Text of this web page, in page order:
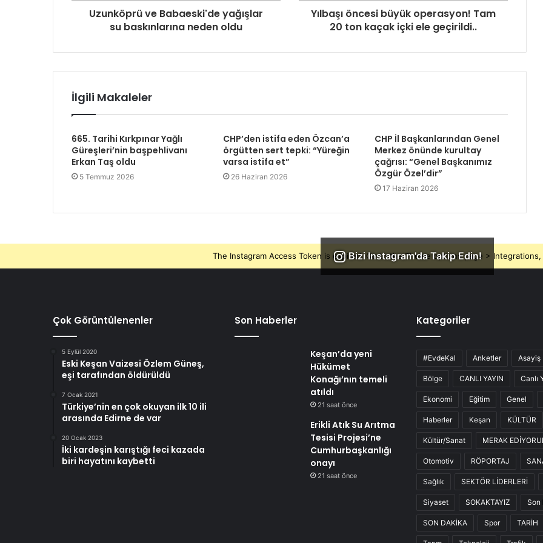
Uzunköprü ve Babaeski'de yağışlar
su baskınlarına neden oldu
Yılbaşı öncesi büyük operasyon! Tam
20 ton kaçak içki ele geçirildi..
İlgili Makaleler
665. Tarihi Kırkpınar Yağlı
Güreşleri’nin başpehlivanı
Erkan Taş oldu
5 Temmuz 2026
CHP’den istifa eden Özcan’a
örgütten sert tepki: “Yüreğin
varsa istifa et”
26 Haziran 2026
CHP İl Başkanlarından Genel
Merkez önünde kurultay
çağrısı: “Genel Başkanımız
Özgür Özel’dir”
17 Haziran 2026
Bizi Instagram'da Takip Edin!
The Instagram Access Token is expired, Go to the Theme options page >
Çok Görüntülenenler
5 Eylül 2020
Eski Keşan Vaizesi Özlem Güneş,
eşi tarafından öldürüldü
7 Ocak 2021
Türkiye’nin en çok okuyan ilk 10 ili
arasında Edirne de var
20 Ocak 2023
İki kardeşin karıştığı feci kazada
biri hayatını kaybetti
Son Haberler
Keşan’da yeni
Hükümet
Konağı’nın temeli
atıldı
21 saat önce
Erikli Atık Su Arıtma
Tesisi Projesi’ne
Cumhurbaşkanlığı
onayı
21 saat önce
Kategoriler
#EvdeKal Anketler Asayiş
Bölge CANLI YAYIN Canlı
Ekonomi Eğitim Genel
Haberler Keşan KÜLTÜR
Kültür/Sanat MERAK
Otomotiv RÖPORTAJ
Sağlık SEKTÖR LİDERLERİ
Siyaset SOKAKTAYIZ Son
SON DAKİKA Spor TARİH